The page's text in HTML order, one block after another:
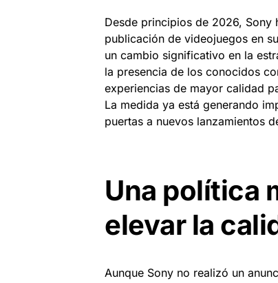
Desde principios de 2026, Sony
publicación de videojuegos en
un cambio significativo en la
la presencia de los conocidos
experiencias de mayor calidad
La medida ya está generando
puertas a nuevos lanzamientos
Una política
elevar la
Aunque Sony no realizó un